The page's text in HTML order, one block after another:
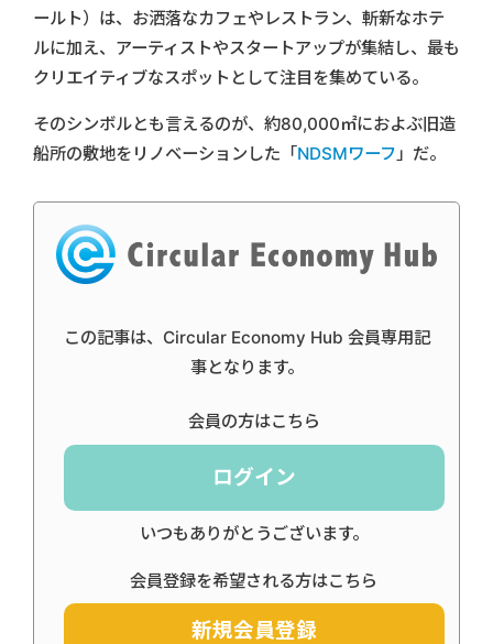
ールト）は、お洒落なカフェやレストラン、斬新なホテ
ルに加え、アーティストやスタートアップが集結し、最も
クリエイティブなスポットとして注目を集めている。
そのシンボルとも言えるのが、約80,000㎡におよぶ旧造
船所の敷地をリノベーションした「NDSMワーフ 」だ。
この記事は、Circular Economy Hub 会員専用記
事となります。
会員の方はこちら
ログイン
いつもありがとうございます。
会員登録を希望される方はこちら
新規会員登録